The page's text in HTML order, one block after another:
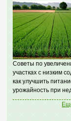
Советы по
участках с низким
как улучшить
урожайность при